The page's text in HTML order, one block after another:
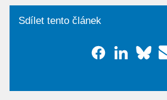
Sdílet tento článek